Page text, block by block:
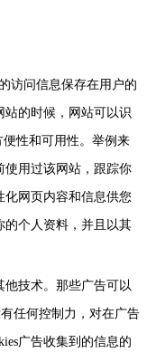
访问信息保存在用户的
站的时候，网站可以识
性和可用性。举例来
使用过该网站，跟踪你
化网页内容和信息供您
的个人资料，并且以其
他技术。那些广告可以
任何控制力，对在广告
广告收集到的信息的